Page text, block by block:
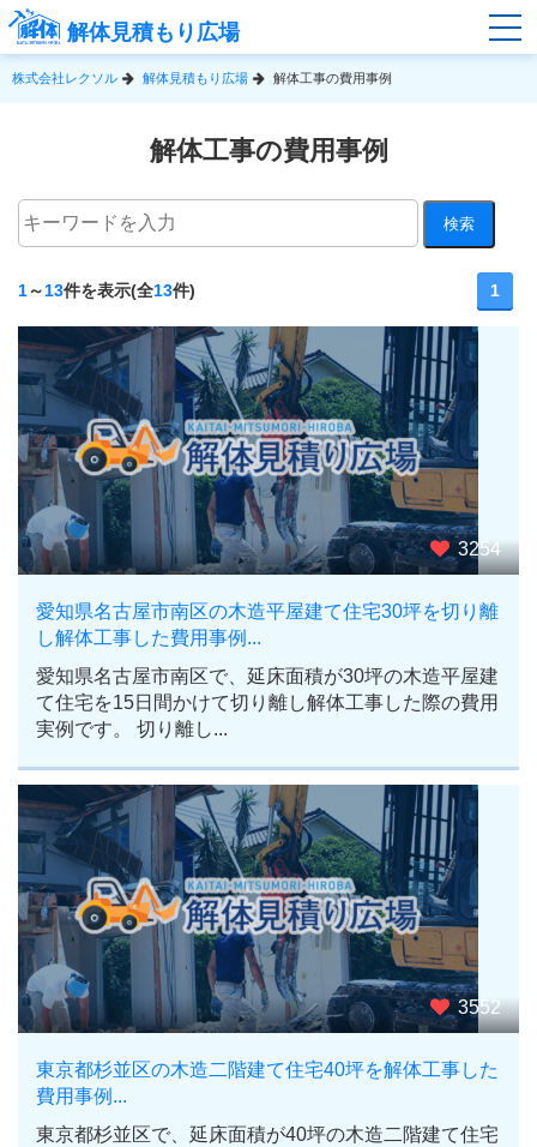
解体見積もり広場
株式会社レクソル 解体見積もり広場 解体工事の費用事例
解体工事の費用事例
1～13件を表示(全13件) 1
3254
愛知県名古屋市南区の木造平屋建て住宅30坪を切り離
し解体工事した費用事例...
愛知県名古屋市南区で、延床面積が30坪の木造平屋建
て住宅を15日間かけて切り離し解体工事した際の費用
実例です。 切り離し...
3552
東京都杉並区の木造二階建て住宅40坪を解体工事した
費用事例...
東京都杉並区で、延床面積が40坪の木造二階建て住宅